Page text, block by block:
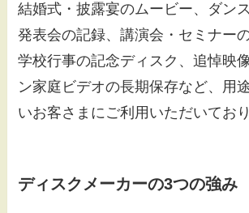
結婚式・披露宴のムービー、ダン
発表会の記録、講演会・セミナー
学校行事の記念ディスク、追悼映
ン家庭ビデオの長期保存など、用
いお客さまにご利用いただいており
ディスクメーカーの3つの強み